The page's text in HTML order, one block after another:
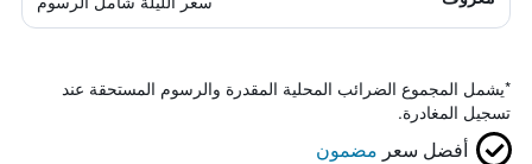
*يشمل المجموع الضرائب المحلية المقدرة والرسوم المستحقة عند
تسجيل المغادرة.
أفضل سعر مضمون